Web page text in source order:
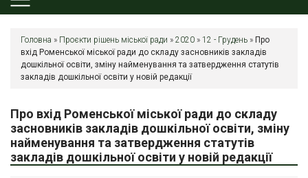
Головна » Проєкти рішень міської ради » 2020 » 12 - Грудень » Про
вхід Роменської міської ради до складу засновників закладів
дошкільної освіти, зміну найменування та затвердження статутів
закладів дошкільної освіти у новій редакції
Про вхід Роменської міської ради до складу
засновників закладів дошкільної освіти, зміну
найменування та затвердження статутів
закладів дошкільної освіти у новій редакції